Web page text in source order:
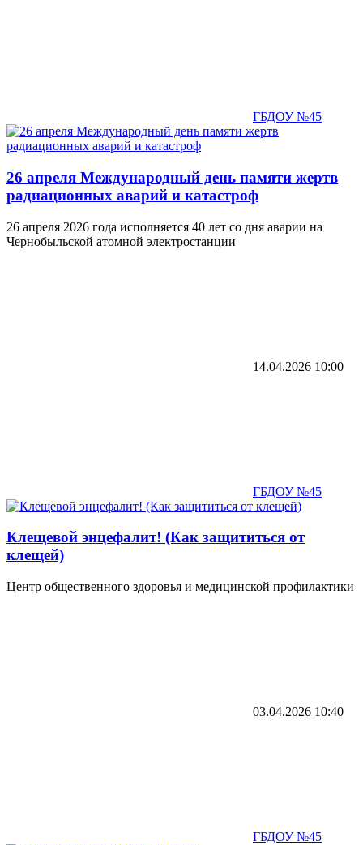
ГБДОУ №45
26 апреля Международный день памяти жертв
радиационных аварий и катастроф
26 апреля 2026 года исполняется 40 лет со дня аварии на
Чернобыльской атомной электростанции
14.04.2026 10:00
ГБДОУ №45
Клещевой энцефалит! (Как защититься от
клещей)
Центр общественного здоровья и медицинской профилактики
03.04.2026 10:40
ГБДОУ №45